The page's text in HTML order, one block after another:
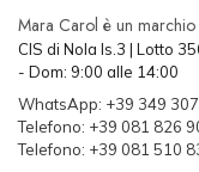
Mara Carol è un
CIS di Nola Is.3 | Lotto
- Dom: 9:00 alle 14:00
WhatsApp: +39 349
Telefono: +39 081 826
Telefono: +39 081 510